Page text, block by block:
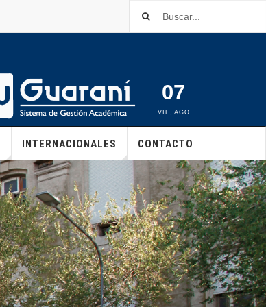
07
VIE, AGO
INTERNACIONALES CONTACTO